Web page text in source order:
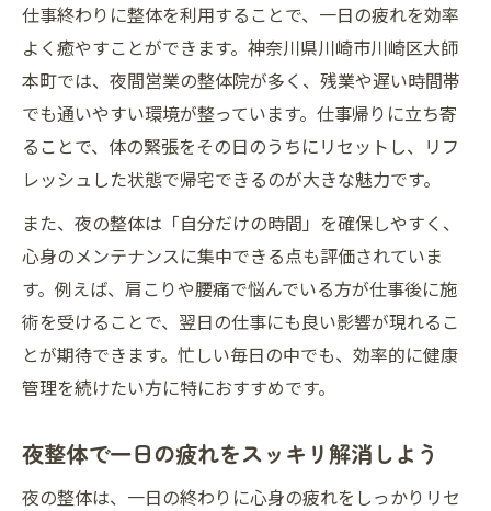
仕事終わりに整体を利用することで、一日の疲れを効率
よく癒やすことができます。神奈川県川崎市川崎区大師
本町では、夜間営業の整体院が多く、残業や遅い時間帯
でも通いやすい環境が整っています。仕事帰りに立ち寄
ることで、体の緊張をその日のうちにリセットし、リフ
レッシュした状態で帰宅できるのが大きな魅力です。
また、夜の整体は「自分だけの時間」を確保しやすく、
心身のメンテナンスに集中できる点も評価されていま
す。例えば、肩こりや腰痛で悩んでいる方が仕事後に施
術を受けることで、翌日の仕事にも良い影響が現れるこ
とが期待できます。忙しい毎日の中でも、効率的に健康
管理を続けたい方に特におすすめです。
夜整体で一日の疲れをスッキリ解消しよう
夜の整体は、一日の終わりに心身の疲れをしっかりリセ